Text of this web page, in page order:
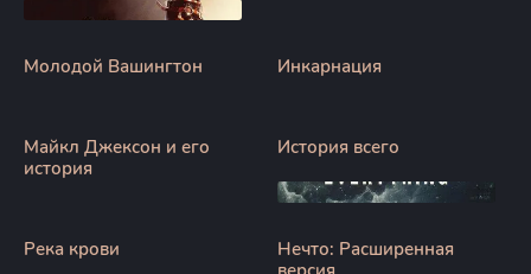
Молодой Вашингтон Инкарнация
Майкл Джексон и его
история
История всего
Река крови
Нечто: Расширенная